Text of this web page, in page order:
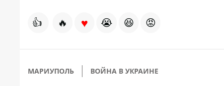
👍 🔥 ♥ 😭 😆 😡
МАРИУПОЛЬ ВОЙНА В УКРАИНЕ